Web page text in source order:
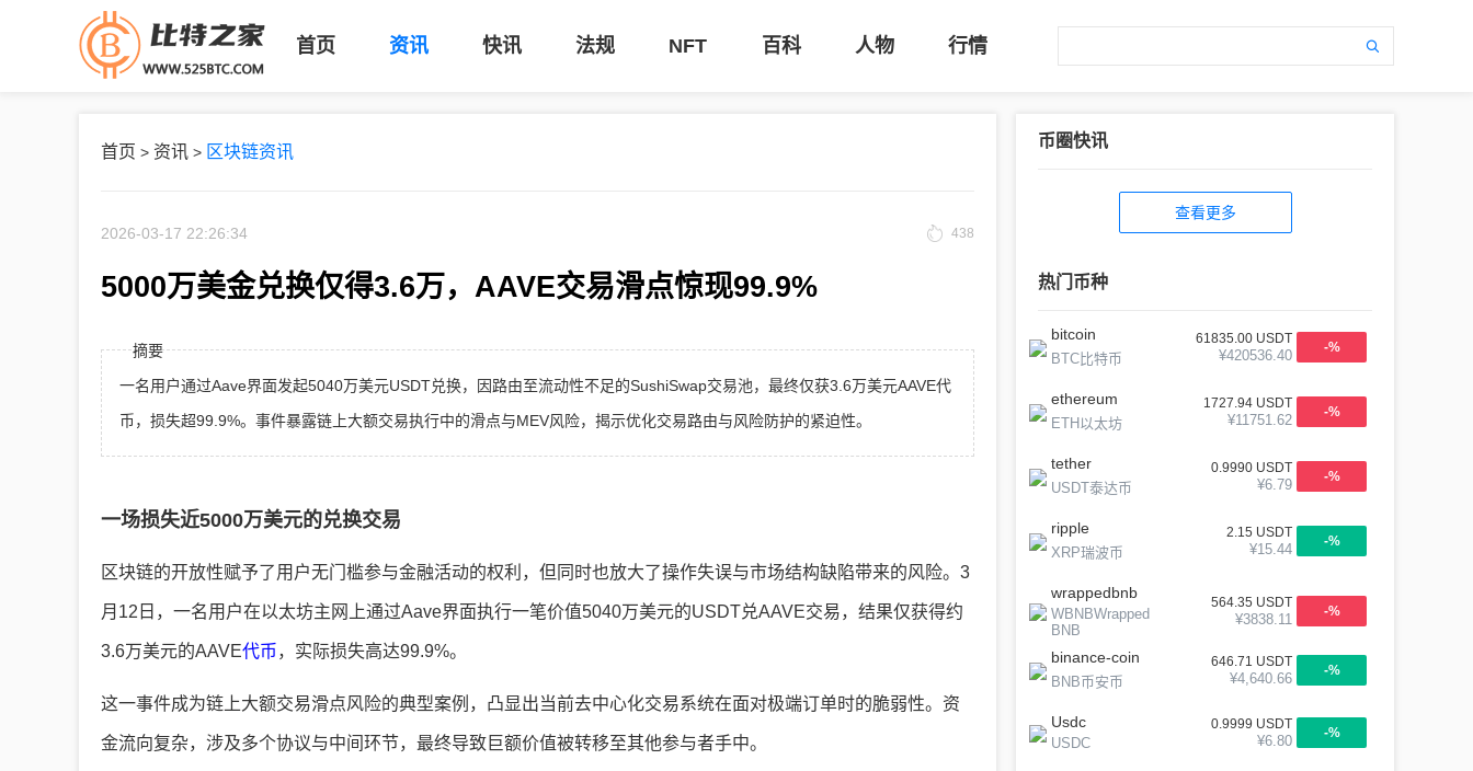
首页 资讯 快讯 法规 NFT 百科 人物 行情
首页 > 资讯 > 区块链资讯
2026-03-17 22:26:34 438
5000万美金兑换仅得3.6万，AAVE交易滑点惊现99.9%
摘要
一名用户通过Aave界面发起5040万美元USDT兑换，因路由至流动性不足的SushiSwap交易池，最终仅获3.6万美元AAVE代
币，损失超99.9%。事件暴露链上大额交易执行中的滑点与MEV风险，揭示优化交易路由与风险防护的紧迫性。
一场损失近5000万美元的兑换交易
区块链的开放性赋予了用户无门槛参与金融活动的权利，但同时也放大了操作失误与市场结构缺陷带来的风险。3
月12日，一名用户在以太坊主网上通过Aave界面执行一笔价值5040万美元的USDT兑AAVE交易，结果仅获得约
3.6万美元的AAVE代币 ，实际损失高达99.9%。
这一事件成为链上大额交易滑点风险的典型案例，凸显出当前去中心化交易系统在面对极端订单时的脆弱性。资
金流向复杂，涉及多个协议与中间环节，最终导致巨额价值被转移至其他参与者手中。
币圈快讯
查看更多
热门币种
bitcoin
BTC比特币
61835.00 USDT
¥420536.40 -%
ethereum
ETH以太坊
1727.94 USDT
¥11751.62 -%
tether
USDT泰达币
0.9990 USDT
¥6.79 -%
ripple
XRP瑞波币
2.15 USDT
¥15.44 -%
wrappedbnb
WBNBWrapped
BNB
564.35 USDT
¥3838.11 -%
binance-coin
BNB币安币
646.71 USDT
¥4,640.66 -%
Usdc
USDC
0.9999 USDT
¥6.80 -%